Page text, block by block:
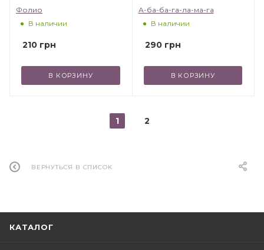
Фолио
В наличии
210 грн
В КОРЗИНУ
А-ба-ба-га-ла-ма-га
В наличии
290грн
В КОРЗИНУ
1 2
ВЕРНУТЬСЯ В СПИСОК
КАТАЛОГ